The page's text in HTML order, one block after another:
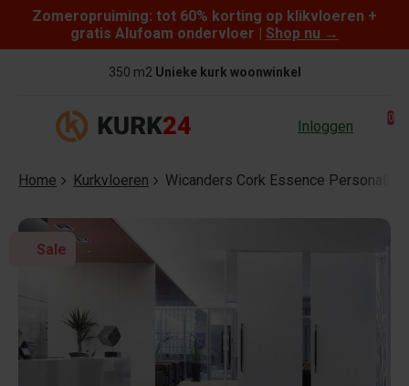
Skip to content
Zomeropruiming: tot 60% korting op klikvloeren +
gratis Alufoam ondervloer | Shop nu →
350 m2 Unieke kurk woonwinkel
Inloggen 0
Home Kurkvloeren Wicanders Cork Essence Personality
Sale